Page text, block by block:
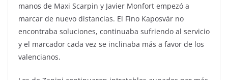
manos de Maxi Scarpin y Javier Monfort empezó a
marcar de nuevo distancias. El Fino Kaposvár no
encontraba soluciones, continuaba sufriendo al servicio
y el marcador cada vez se inclinaba más a favor de los
valencianos.